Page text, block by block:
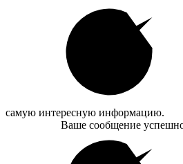
самую интересную информацию.
Ваше сообщение